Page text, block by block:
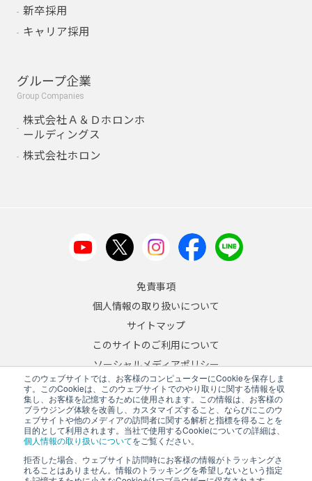
このウェブサイトでは、お客様のコンピューターにCookieを保存しま
す。このCookieは、このウェブサイトでのやり取りに関する情報を収
集し、お客様を記憶するために使用されます。この情報は、お客様の
ブラウジング体験を改善し、カスタマイズすること、ならびにこのウ
ェブサイトや他のメディアの訪問者に関する解析と指標を得ることを
目的として利用されます。当社で使用するCookieについての詳細は、
個人情報の取り扱いについてをご覧ください。
拒否した場合、ウェブサイト訪問時にお客様の情報がトラッキングさ
れることはありません。情報のトラッキングを希望しないという指定
新卒採用
キャリア採用
グループ企業
Group Companies
株式会社Ａ＆Ｄホロンホ
ールディングス
株式会社ホロン
免責事項
個人情報の取り扱いについて
サイトマップ
このサイトのご利用について
ソーシャルメディアポリシー
反社会的勢力への対応について
JA/EN
Copyright © 2026 A&D Company, Limited